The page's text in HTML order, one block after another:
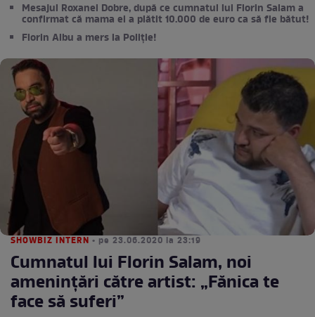
Mesajul Roxanei Dobre, după ce cumnatul lui Florin Salam a
confirmat că mama ei a plătit 10.000 de euro ca să fie bătut!
Florin Albu a mers la Poliție!
SHOWBIZ INTERN • pe 23.06.2020 la 23:19
Cumnatul lui Florin Salam, noi
amenințări către artist: „Fănica te
face să suferi”